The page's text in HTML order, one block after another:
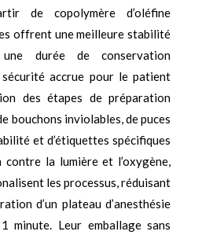
de copolymère d’oléfine
offrent une meilleure stabilité
une durée de conservation
accrue pour le patient
des étapes de préparation
bouchons inviolables, de puces
et d’étiquettes spécifiques
la lumière et l’oxygène,
les processus, réduisant
d’un plateau d’anesthésie
minute. Leur emballage sans